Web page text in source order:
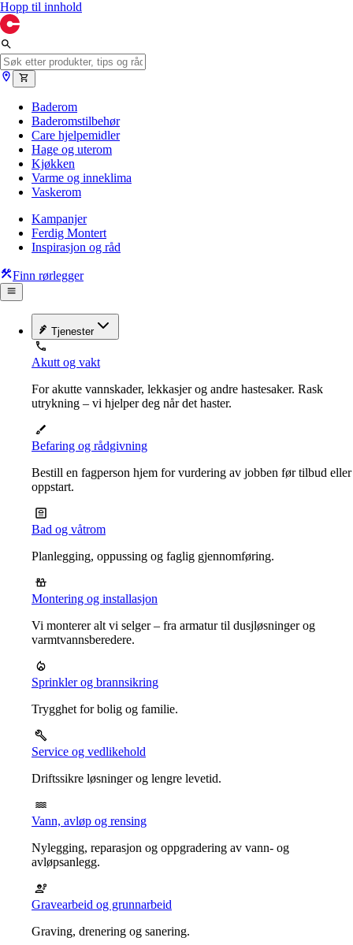
Hopp til innhold
Baderom
Baderomstilbehør
Care hjelpemidler
Hage og uterom
Kjøkken
Varme og inneklima
Vaskerom
Kampanjer
Ferdig Montert
Inspirasjon og råd
Finn rørlegger
Tjenester
Akutt og vakt
For akutte vannskader, lekkasjer og andre hastesaker. Rask
utrykning – vi hjelper deg når det haster.
Befaring og rådgivning
Bestill en fagperson hjem for vurdering av jobben før tilbud eller
oppstart.
Bad og våtrom
Planlegging, oppussing og faglig gjennomføring.
Montering og installasjon
Vi monterer alt vi selger – fra armatur til dusjløsninger og
varmtvannsberedere.
Sprinkler og brannsikring
Trygghet for bolig og familie.
Service og vedlikehold
Driftssikre løsninger og lengre levetid.
Vann, avløp og rensing
Nylegging, reparasjon og oppgradering av vann- og
avløpsanlegg.
Gravearbeid og grunnarbeid
Graving, drenering og sanering.